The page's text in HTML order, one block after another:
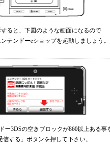
ると、下図のような画面になるので
テンドーeショップを起動しましょう。
ー3DSの空きブロックが860以上ある事
信する」ボタンを押して下さい。